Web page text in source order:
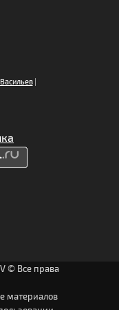
|
© Все права
материалов